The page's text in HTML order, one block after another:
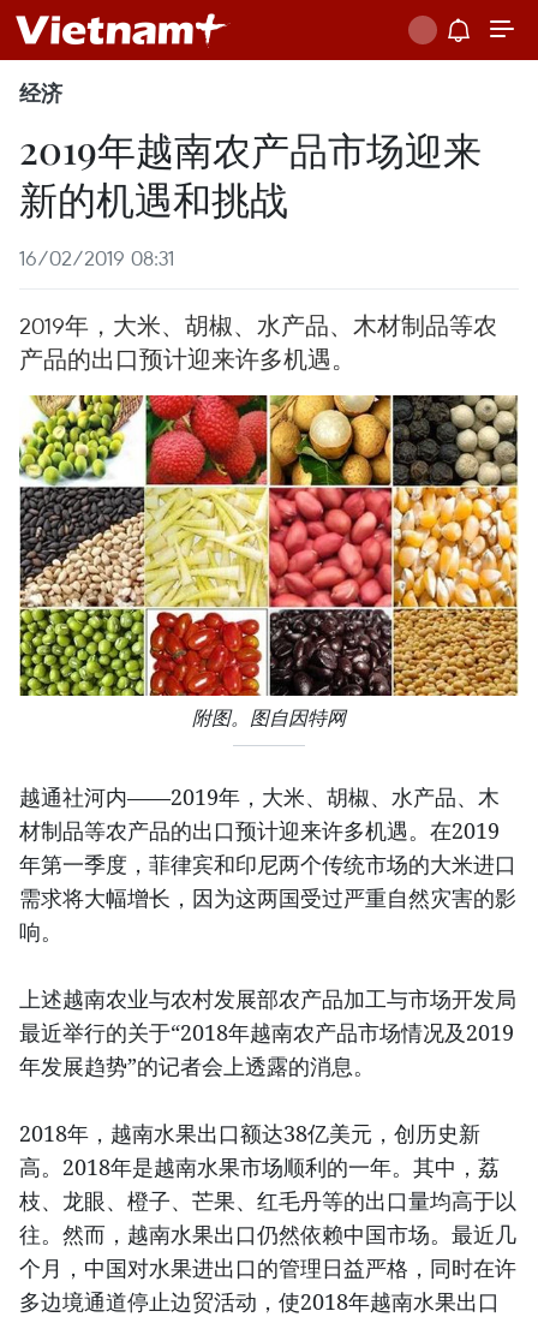
经济
2019年越南农产品市场迎来
新的机遇和挑战
16/02/2019 08:31
2019年，大米、胡椒、水产品、木材制品等农
产品的出口预计迎来许多机遇。
附图。图自因特网
越通社河内——2019年，大米、胡椒、水产品、木
材制品等农产品的出口预计迎来许多机遇。在2019
年第一季度，菲律宾和印尼两个传统市场的大米进口
需求将大幅增长，因为这两国受过严重自然灾害的影
响。
上述越南农业与农村发展部农产品加工与市场开发局
最近举行的关于“2018年越南农产品市场情况及2019
年发展趋势”的记者会上透露的消息。
2018年，越南水果出口额达38亿美元，创历史新
高。2018年是越南水果市场顺利的一年。其中，荔
枝、龙眼、橙子、芒果、红毛丹等的出口量均高于以
往。然而，越南水果出口仍然依赖中国市场。最近几
个月，中国对水果进出口的管理日益严格，同时在许
多边境通道停止边贸活动，使2018年越南水果出口